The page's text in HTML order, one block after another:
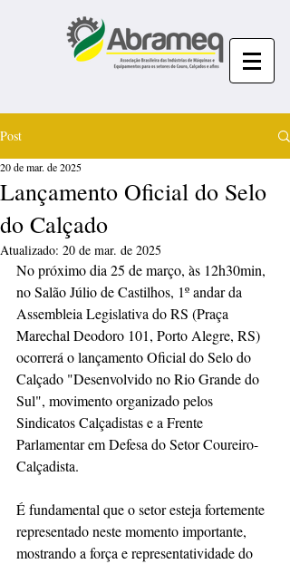
Post
Lançamento Oficial do Selo
do Calçado
20 de mar. de 2025
Atualizado: 20 de mar. de 2025
No próximo dia 25 de março, às 12h30min,
no Salão Júlio de Castilhos, 1º andar da
Assembleia Legislativa do RS (Praça
Marechal Deodoro 101, Porto Alegre, RS)
ocorrerá o lançamento Oficial do Selo do
Calçado "Desenvolvido no Rio Grande do
Sul", movimento organizado pelos
Sindicatos Calçadistas e a Frente
Parlamentar em Defesa do Setor Coureiro-
Calçadista.
É fundamental que o setor esteja fortemente
representado neste momento importante,
mostrando a força e representatividade do